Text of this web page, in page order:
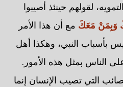
لقولهم حينئذ أصيبوا
وَبِمَنْ مَعَكَ مع أن هذا الأمر
بأسباب النبي، وهكذا أهل
الناس بمثل هذه الأمور.
التي تصيب الإنسان إنما